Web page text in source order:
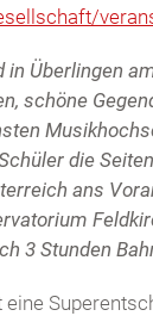
in Überlingen
schöne
die
ans
3 Stunden
eine